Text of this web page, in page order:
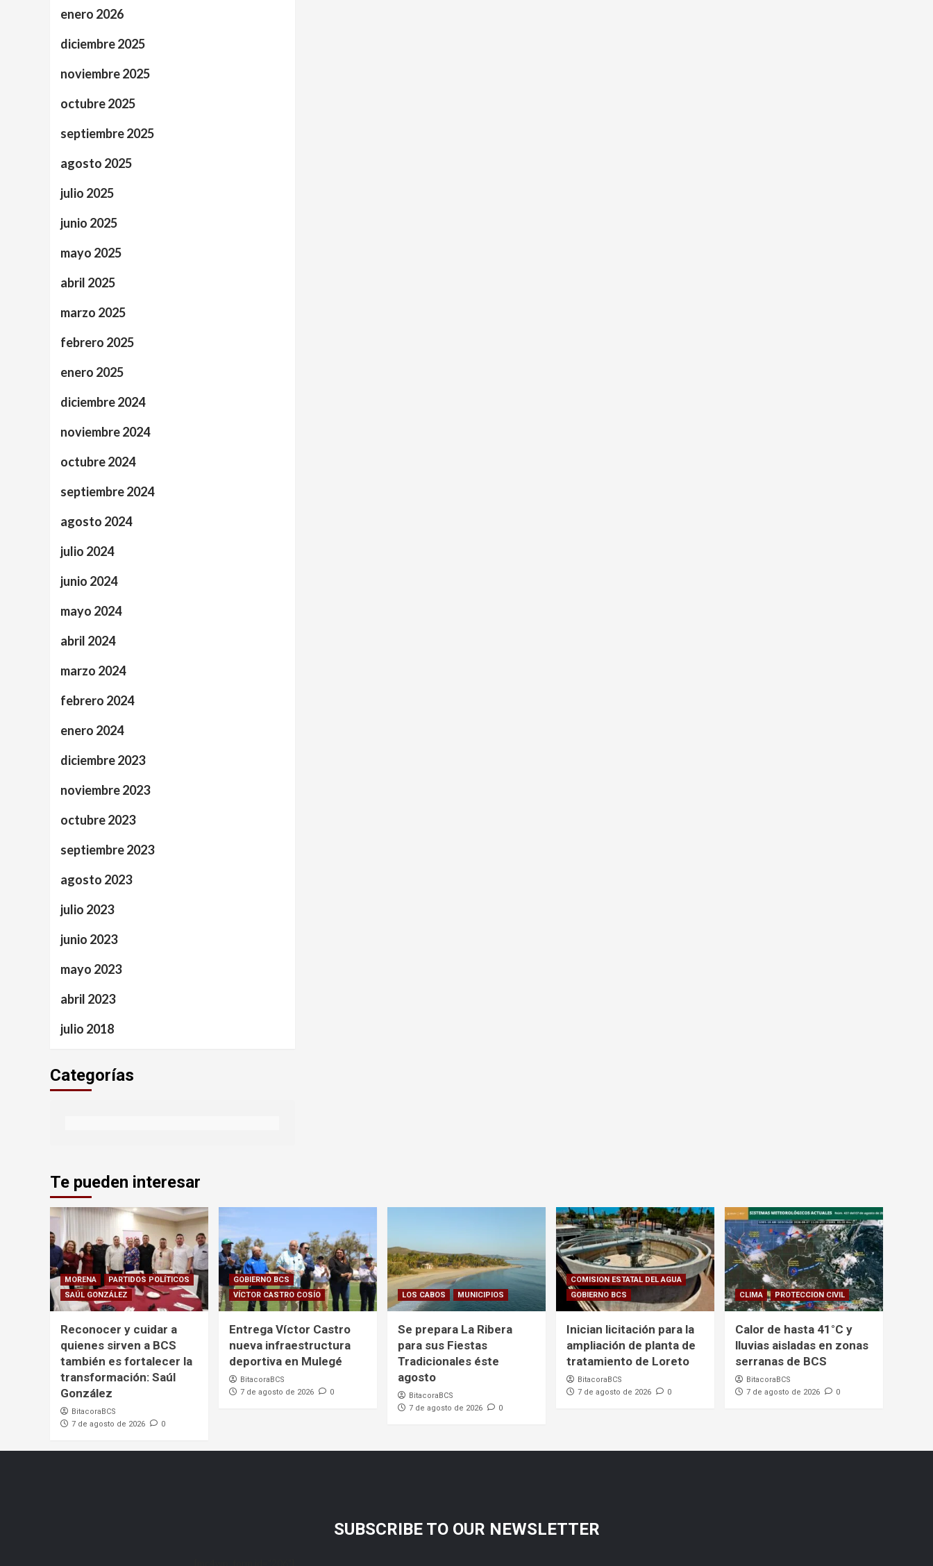
enero 2026
diciembre 2025
noviembre 2025
octubre 2025
septiembre 2025
agosto 2025
julio 2025
junio 2025
mayo 2025
abril 2025
marzo 2025
febrero 2025
enero 2025
diciembre 2024
noviembre 2024
octubre 2024
septiembre 2024
agosto 2024
julio 2024
junio 2024
mayo 2024
abril 2024
marzo 2024
febrero 2024
enero 2024
diciembre 2023
noviembre 2023
octubre 2023
septiembre 2023
agosto 2023
julio 2023
junio 2023
mayo 2023
abril 2023
julio 2018
Categorías
Te pueden interesar
MORENA
PARTIDOS POLÍTICOS
SAÚL GONZÁLEZ
Reconocer y cuidar a
quienes sirven a BCS
también es fortalecer la
transformación: Saúl
González
BitacoraBCS
7 de agosto de 2026
0
GOBIERNO BCS
VÍCTOR CASTRO COSÍO
Entrega Víctor Castro
nueva infraestructura
deportiva en Mulegé
BitacoraBCS
7 de agosto de 2026
0
LOS CABOS MUNICIPIOS
Se prepara La Ribera
para sus Fiestas
Tradicionales éste
agosto
BitacoraBCS
7 de agosto de 2026
0
COMISION ESTATAL DEL AGUA
GOBIERNO BCS
Inician licitación para la
ampliación de planta de
tratamiento de Loreto
BitacoraBCS
7 de agosto de 2026
0
CLIMA PROTECCION CIVIL
Calor de hasta 41°C y
lluvias aisladas en zonas
serranas de BCS
BitacoraBCS
7 de agosto de 2026
0
SUBSCRIBE TO OUR NEWSLETTER